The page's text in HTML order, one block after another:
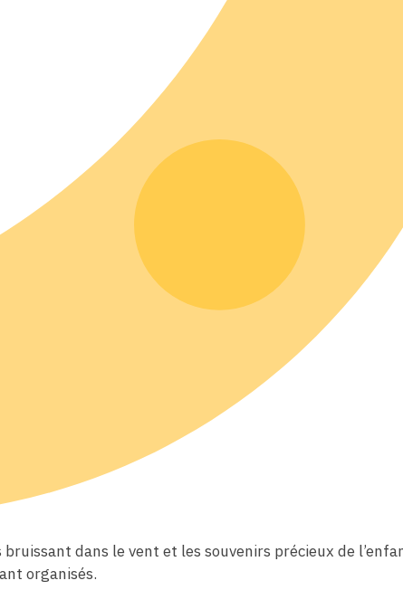
dans le vent et les souvenirs précieux de
organisés.